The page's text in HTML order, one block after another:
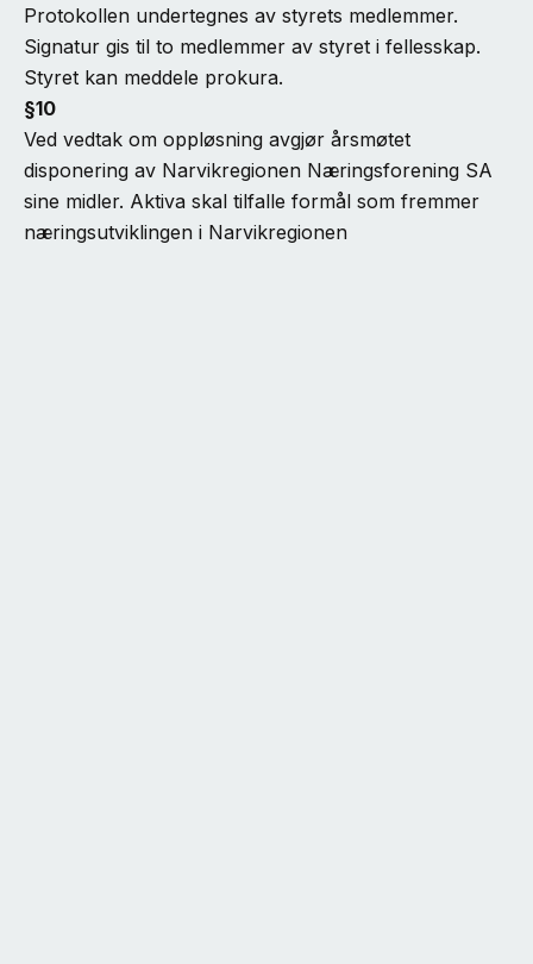
Protokollen undertegnes av styrets medlemmer.
Signatur gis til to medlemmer av styret i fellesskap.
Styret kan meddele prokura.
§10
Ved vedtak om oppløsning avgjør årsmøtet
disponering av Narvikregionen Næringsforening SA
sine midler. Aktiva skal tilfalle formål som fremmer
næringsutviklingen i Narvikregionen